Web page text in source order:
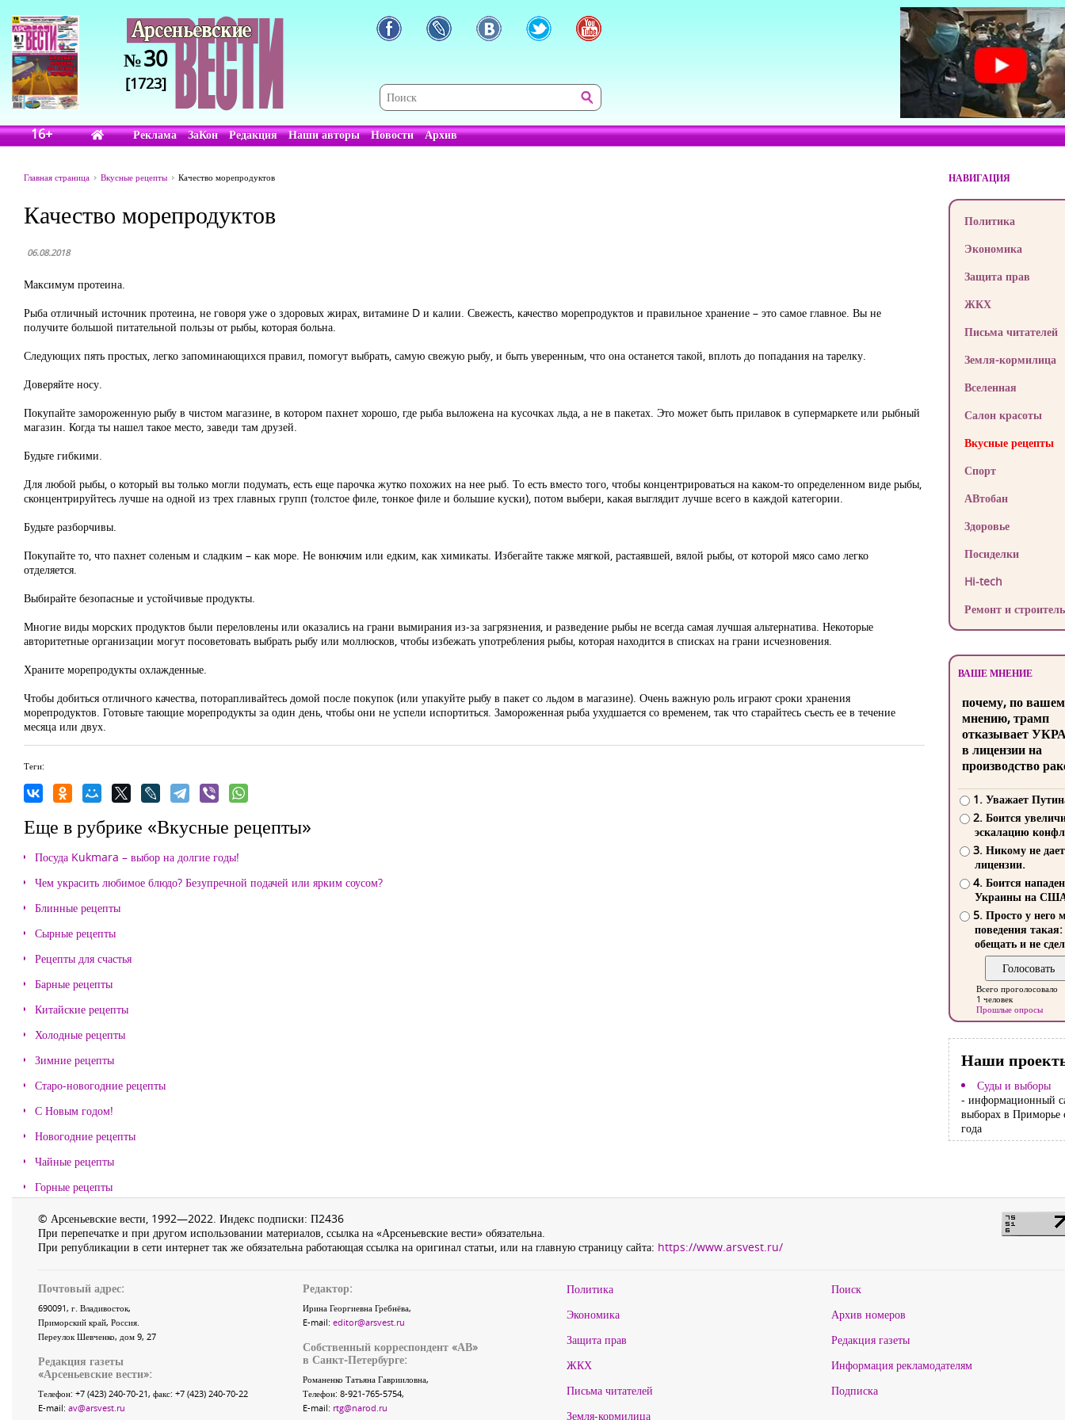
№30
[1723]
16+ Реклама ЗаКон Редакция Наши авторы Новости Архив
Главная страница Вкусные рецепты Качество морепродуктов
Качество морепродуктов
06.08.2018
Максимум протеина.
Рыба отличный источник протеина, не говоря уже о здоровых жирах, витамине D и калии. Свежесть, качество морепродуктов и правильное хранение – это самое главное. Вы не
получите большой питательной пользы от рыбы, которая больна.
Следующих пять простых, легко запоминающихся правил, помогут выбрать, самую свежую рыбу, и быть уверенным, что она останется такой, вплоть до попадания на тарелку.
Доверяйте носу.
Покупайте замороженную рыбу в чистом магазине, в котором пахнет хорошо, где рыба выложена на кусочках льда, а не в пакетах. Это может быть прилавок в супермаркете или рыбный
магазин. Когда ты нашел такое место, заведи там друзей.
Будьте гибкими.
Для любой рыбы, о который вы только могли подумать, есть еще парочка жутко похожих на нее рыб. То есть вместо того, чтобы концентрироваться на каком-то определенном виде рыбы,
сконцентрируйтесь лучше на одной из трех главных групп (толстое филе, тонкое филе и большие куски), потом выбери, какая выглядит лучше всего в каждой категории.
Будьте разборчивы.
Покупайте то, что пахнет соленым и сладким – как море. Не вонючим или едким, как химикаты. Избегайте также мягкой, растаявшей, вялой рыбы, от которой мясо само легко
отделяется.
Выбирайте безопасные и устойчивые продукты.
Многие виды морских продуктов были переловлены или оказались на грани вымирания из-за загрязнения, и разведение рыбы не всегда самая лучшая альтернатива. Некоторые
авторитетные организации могут посоветовать выбрать рыбу или моллюсков, чтобы избежать употребления рыбы, которая находится в списках на грани исчезновения.
Храните морепродукты охлажденные.
Чтобы добиться отличного качества, поторапливайтесь домой после покупок (или упакуйте рыбу в пакет со льдом в магазине). Очень важную роль играют сроки хранения
морепродуктов. Готовьте тающие морепродукты за один день, чтобы они не успели испортиться. Замороженная рыба ухудшается со временем, так что старайтесь съесть ее в течение
месяца или двух.
Теги:
Еще в рубрике «Вкусные рецепты»
Посуда Kukmara – выбор на долгие годы!
Чем украсить любимое блюдо? Безупречной подачей или ярким соусом?
Блинные рецепты
Сырные рецепты
Рецепты для счастья
Барные рецепты
Китайские рецепты
Холодные рецепты
Зимние рецепты
Старо-новогодние рецепты
С Новым годом!
Новогодние рецепты
Чайные рецепты
Горные рецепты
НАВИГАЦИЯ
Политика
Экономика
Защита прав
ЖКХ
Письма читателей
Земля-кормилица
Вселенная
Салон красоты
Вкусные рецепты
Спорт
АВтобан
Здоровье
Посиделки
Hi-tech
Ремонт и
ВАШЕ МНЕНИЕ
почему, по
мнению, трамп
отказывает
в лицензии на
производство
1. Уважает
2. Боится
эскалацию
3. Никому не
лицензии.
4. Боится
Украины на
5. Просто у него
поведения такая:
обещать и не
Всего проголосовало
1 человек
Прошлые опросы
Наши
Суды и выборы
- информационный
выборах в Приморье
года
© Арсеньевские вести, 1992—2022. Индекс подписки: П2436
При перепечатке и при другом использовании материалов, ссылка на «Арсеньевские вести» обязательна.
При републикации в сети интернет так же обязательна работающая ссылка на оригинал статьи, или на главную страницу сайта: https://www.arsvest.ru/
Почтовый адрес:
690091, г. Владивосток,
Приморский край, Россия.
Переулок Шевченко, дом 9, 27
Редакция газеты
«Арсеньевские вести»:
Телефон: +7 (423) 240-70-21, факс: +7 (423) 240-70-22
E-mail: av@arsvest.ru
Редактор:
Ирина Георгиевна Гребнёва,
E-mail: editor@arsvest.ru
Собственный корреспондент «АВ»
в Санкт-Петербурге:
Романенко Татьяна Гаврииловна,
Телефон: 8-921-765-5754,
E-mail: rtg@narod.ru
Политика
Экономика
Защита прав
ЖКХ
Письма читателей
Земля-кормилица
Поиск
Архив номеров
Редакция газеты
Информация рекламодателям
Подписка